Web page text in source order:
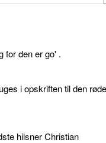
for den er go' .
i opskriften til den
hilsner Christian